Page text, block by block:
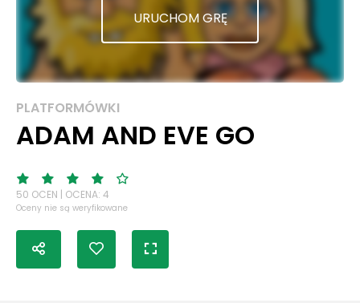
URUCHOM GRĘ
PLATFORMÓWKI
ADAM AND EVE GO
50 OCEN | OCENA: 4
Oceny nie są weryfikowane